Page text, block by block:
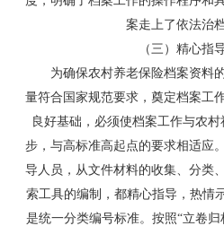
案走上了依法治
（三）精心指导
为确保农村养老保险档案资料的
量符合国家规范要求，奠定档案工
良好基础，必须使档案工作与农
步，与高标准高起点的要求相适应
导人员，从文件材料的收集、分类
索工具的编制，都精心指导，热情
是统一分类编号标准。按照“立卷